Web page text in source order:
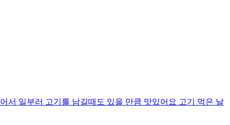
서 일부러 고기를 남길때도 있을 만큼 맛있어요 고기 먹은 날